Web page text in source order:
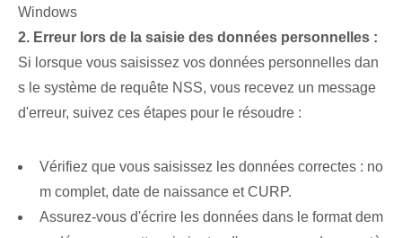
Windows
2. ⁤Erreur lors de la saisie des données personnelles :
Si lorsque vous saisissez vos données personnelles dan
s le système de requête NSS, vous recevez un message
d'erreur, suivez ces étapes pour le résoudre :
Vérifiez que vous saisissez les données correctes : no
m complet, date de naissance et CURP.
Assurez-vous d'écrire les données dans le format dem